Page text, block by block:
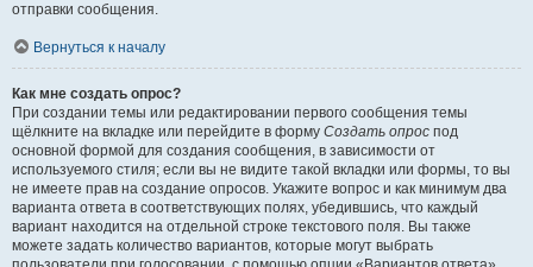
отправки сообщения.
Вернуться к началу
Как мне создать опрос?
При создании темы или редактировании первого сообщения темы
щёлкните на вкладке или перейдите в форму Создать опрос под
основной формой для создания сообщения, в зависимости от
используемого стиля; если вы не видите такой вкладки или формы, то вы
не имеете прав на создание опросов. Укажите вопрос и как минимум два
варианта ответа в соответствующих полях, убедившись, что каждый
вариант находится на отдельной строке текстового поля. Вы также
можете задать количество вариантов, которые могут выбрать